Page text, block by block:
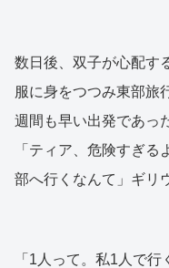
数日後、双子が心配す
服に身をつつみ東部旅
週間も早い出発であっ
「ティア、危険すぎ
部へ行くなんて」ギリ
「1人って。私1人で